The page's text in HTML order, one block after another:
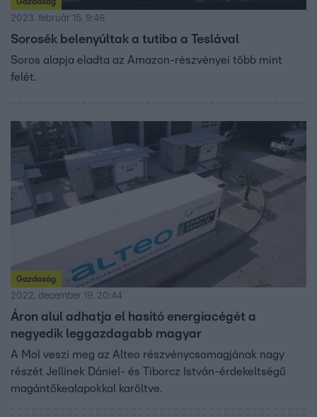
2023. február 15. 9:46
Sorosék belenyúltak a tutiba a Teslával
Soros alapja eladta az Amazon-részvényei több mint
felét.
Gazdaság
2022. december 19. 20:44
Áron alul adhatja el hasító energiacégét a
negyedik leggazdagabb magyar
A Mol veszi meg az Alteo részvénycsomagjának nagy
részét Jellinek Dániel- és Tiborcz István-érdekeltségű
magántőkealapokkal karöltve.